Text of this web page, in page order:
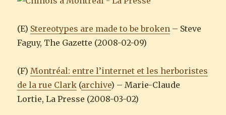
(E) Stereotypes are made to be broken – Steve
Faguy, The Gazette (2008-02-09)
(F)Montréal: entre l’internet et les herboristes
de la rue Clark (archive) – Marie-Claude
Lortie, La Presse (2008-03-02)